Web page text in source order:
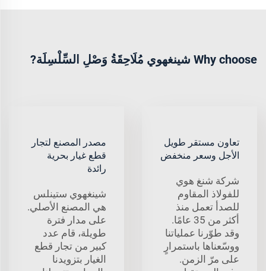
Why choose شينغهوي مُلَاحِقَةُ وَصْلِ السِّلْسِلَة?
تعاون مستقر طويل
الأجل وسعر منخفض
شركة شنغ هوي
للفولاذ المقاوم
للصدأ تعمل منذ
أكثر من 35 عامًا.
وقد طوّرنا عملياتنا
ووسّعناها باستمرارٍ
على مرّ الزمن.
مصدر المصنع لتجار
قطع غيار بحرية
رائدة
شينغهوي ستينلس
هي المصنع الأصلي.
على مدار فترة
طويلة، قام عدد
كبير من تجار قطع
الغيار بتزويدنا